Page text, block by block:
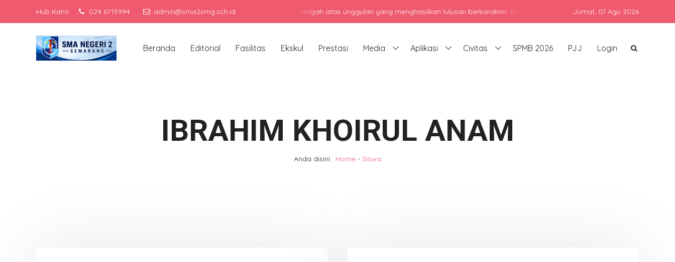
Hub Kami 024 6715994 admin@sma2smg.sch.idMenjadi sekolah menengah atas unggulan yang menghasilkan lulusan berkarakter, berprestasi, dan siap bersaing di era global dengan
Jumat, 07 Agu 2026
Beranda Editorial Fasilitas Ekskul Prestasi Media Aplikasi Civitas SPMB 2026 PJJ Login
IBRAHIM KHOIRUL ANAM
Anda disini : Home - Siswa